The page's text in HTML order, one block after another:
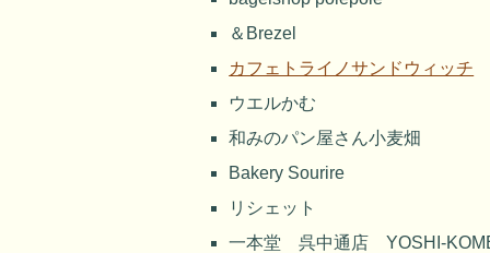
＆Brezel
カフェトライノサンドウィッチ
ウエルかむ
和みのパン屋さん小麦畑
Bakery Sourire
リシェット
一本堂 呉中通店 YOSHI-